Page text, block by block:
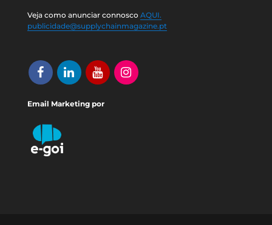
Veja como anunciar connosco AQUI.
publicidade@supplychainmagazine.pt
Email Marketing por